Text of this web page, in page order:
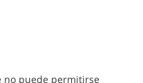
no puede permitirse